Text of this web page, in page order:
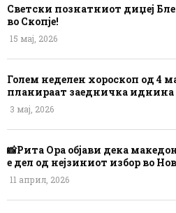
Светски познатниот диџеј
во Скопје!
15 мај, 2026
Голем неделен хороскоп од 4
планираат заедничка иднина
3 мај, 2026
📸Рита Ора објави дека
е дел од нејзиниот избор во
11 април, 2026